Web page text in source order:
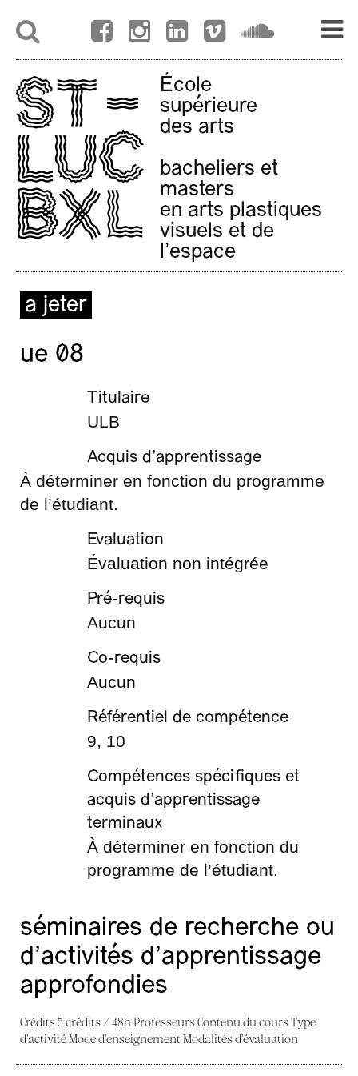
École
supérieure
des arts
bacheliers et
masters
en arts plastiques
visuels et de
l'espace
a jeter
ue 08
Titulaire
ULB
Acquis d’apprentissage
À déterminer en fonction du programme
de l’étudiant.
Evaluation
Évaluation non intégrée
Pré-requis
Aucun
Co-requis
Aucun
Référentiel de compétence
9, 10
Compétences spécifiques et
acquis d’apprentissage
terminaux
À déterminer en fonction du
programme de l’étudiant.
séminaires de recherche ou
d’activités d’apprentissage
approfondies
Crédits 5 crédits / 48h Professeurs Contenu du cours Type
d’activité Mode d’enseignement Modalités d’évaluation